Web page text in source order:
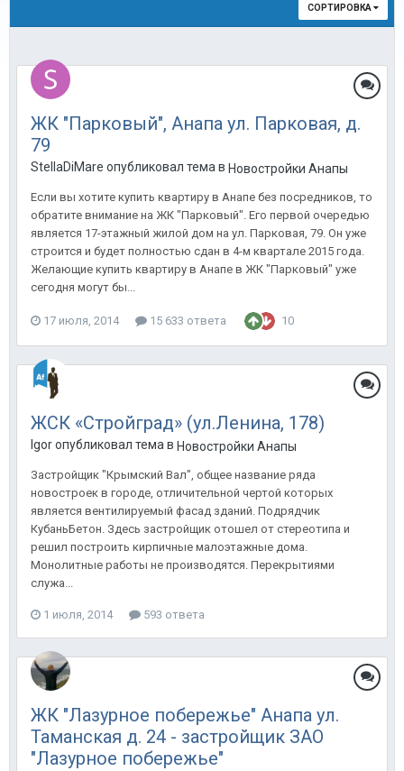
СОРТИРОВКА
ЖК "Парковый", Анапа ул. Парковая, д.
79
StellaDiMare опубликовал тема в Новостройки Анапы
Если вы хотите купить квартиру в Анапе без посредников, то
обратите внимание на ЖК "Парковый". Его первой очередью
является 17-этажный жилой дом на ул. Парковая, 79. Он уже
строится и будет полностью сдан в 4-м квартале 2015 года.
Желающие купить квартиру в Анапе в ЖК "Парковый" уже
сегодня могут бы...
17 июля, 2014 15 633 ответа 10
ЖСК «Стройград» (ул.Ленина, 178)
Igor опубликовал тема в Новостройки Анапы
Застройщик "Крымский Вал", общее название ряда
новостроек в городе, отличительной чертой которых
является вентилируемый фасад зданий. Подрядчик
КубаньБетон. Здесь застройщик отошел от стереотипа и
решил построить кирпичные малоэтажные дома.
Монолитные работы не производятся. Перекрытиями
служа...
1 июля, 2014 593 ответа
ЖК "Лазурное побережье" Анапа ул.
Таманская д. 24 - застройщик ЗАО
"Лазурное побережье"